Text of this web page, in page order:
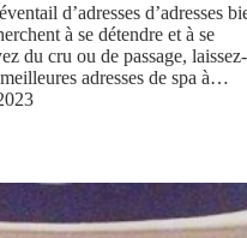
d’adresses d’adresses
à se détendre et à se
du cru ou de passage,
adresses de spa à…